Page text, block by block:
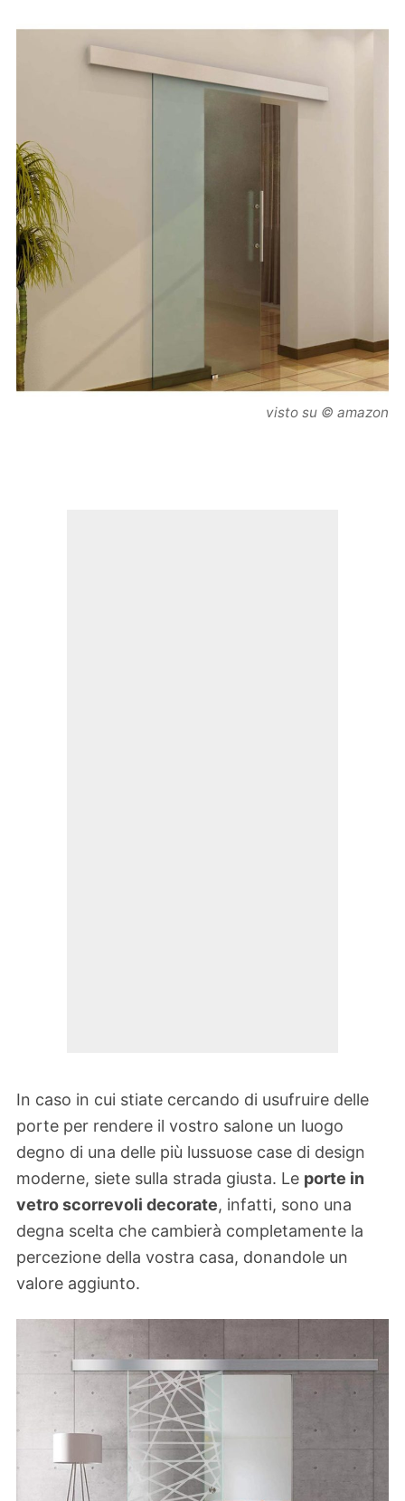
visto su © amazon
In caso in cui stiate cercando di usufruire delle
porte per rendere il vostro salone un luogo
degno di una delle più lussuose case di design
moderne, siete sulla strada giusta. Le porte in
vetro scorrevoli decorate, infatti, sono una
degna scelta che cambierà completamente la
percezione della vostra casa, donandole un
valore aggiunto.